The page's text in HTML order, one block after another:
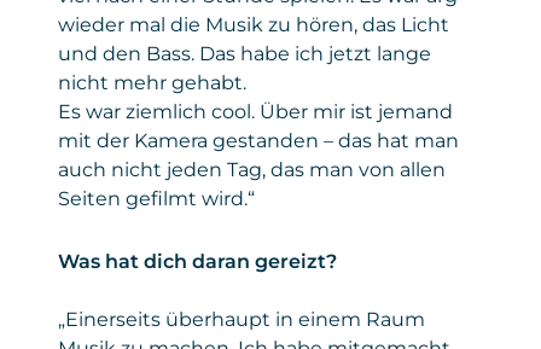
wieder mal die Musik zu hören, das Licht
und den Bass. Das habe ich jetzt lange
nicht mehr gehabt.
Es war ziemlich cool. Über mir ist jemand
mit der Kamera gestanden – das hat man
auch nicht jeden Tag, das man von allen
Seiten gefilmt wird.“
Was hat dich daran gereizt?
„Einerseits überhaupt in einem Raum